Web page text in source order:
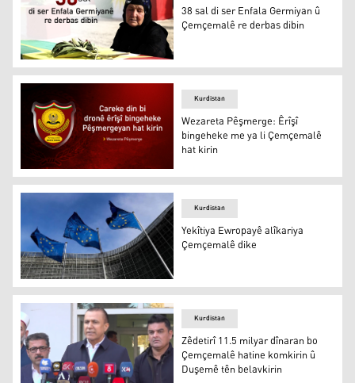
38 sal di ser Enfala Germiyan û Çemçemalê re derbas
38 sal di ser Enfala Germiyan û
Çemçemalê re derbas dibin
Wezareta Pêşmerge
Kurdistan
Wezareta Pêşmerge: Êrîşî
bingeheke me ya li Çemçemalê
hat kirin
Yekîtiya Ewropayê alîkariya Çemçemalê dike
Kurdistan
Yekîtiya Ewropayê alîkariya
Çemçemalê dike
Kurdistan
Zêdetirî 11.5 milyar dînaran bo
Çemçemalê hatine komkirin û
Duşemê tên belavkirin